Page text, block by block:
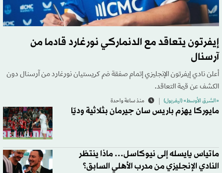
إيفرتون يتعاقد مع الدنماركي نورغارد قادما من
آرسنال
أعلن نادي إيفرتون الإنجليزي إتمام صفقة ضم كريستيان نورغارد من آرسنال دون
الكشف عن قيمة التعاقد.
«الشرق الأوسط» (ليفربول) منذ ساعة واحدة
مايوركا يهزم باريس سان جيرمان بثلاثية وديّا
ماتياس يايسله إلى نيوكاسل… ماذا ينتظر
النادي الإنجليزي من مدرب الأهلي السابق؟